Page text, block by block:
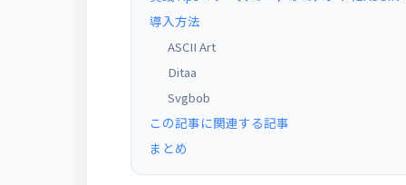
導入方法
ASCII Art
Ditaa
Svgbob
この記事に関連する記事
まとめ